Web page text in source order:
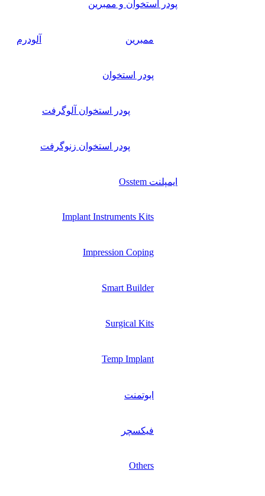
پودر استخوان و ممبرین
ممبرین آلودرم
پودر استخوان
پودر استخوان آلوگرفت
پودر استخوان زنوگرفت
ایمپلنت Osstem
Implant Instruments Kits
Impression Coping
Smart Builder
Surgical Kits
Temp Implant
ابوتمنت
فیکسچر
Others